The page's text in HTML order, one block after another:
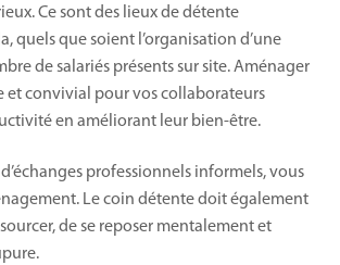
Ce sont des lieux de détente
quels que soient l’organisation d’une
de salariés présents sur site. Aménager
et convivial pour vos collaborateurs
en améliorant leur bien-être.
professionnels informels, vous
Le coin détente doit également
de se reposer mentalement et